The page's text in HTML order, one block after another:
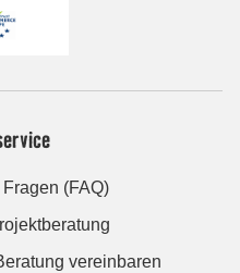
(FAQ)
vereinbaren